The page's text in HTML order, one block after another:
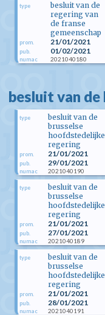
type
besluit van de
regering van
de franse
gemeenschap
prom. 21/01/2021
pub. 01/02/2021
numac 2021040180
besluit van
type
besluit van de
brusselse
hoofdstedelijke
regering
prom. 21/01/2021
pub. 29/01/2021
numac 2021040190
type
besluit van de
brusselse
hoofdstedelijke
regering
prom. 21/01/2021
pub. 27/01/2021
numac 2021040189
type
besluit van de
brusselse
hoofdstedelijke
regering
prom. 21/01/2021
pub. 28/01/2021
numac 2021040191